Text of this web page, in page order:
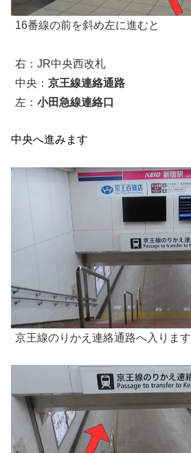
16番線の前を斜め左に進むと
右：JR中央西改札
中央： 京王線連絡通路
左： 小田急線連絡口
中央へ進みます
京王線のりかえ連絡通路へ入ります